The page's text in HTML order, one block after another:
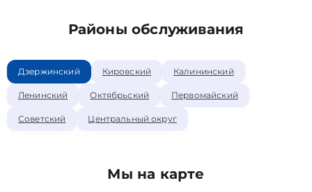
Районы обслуживания
Дзержинский Кировский Калининский
Ленинский Октябрьский Первомайский
Советский Центральный округ
Мы на карте